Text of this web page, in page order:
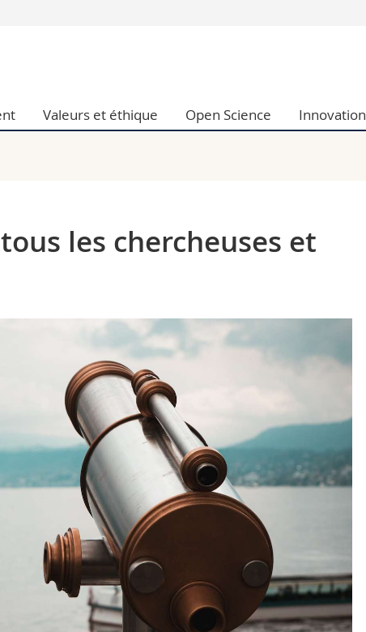
et sociales et management
Médias
Chercheurs
Valeurs et éthique Open Science Innovation
les chercheuses et